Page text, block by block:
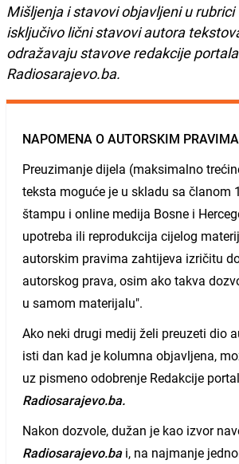
Mišljenja i stavovi objavljeni u
isključivo lični stavovi autora
odražavaju stavove redakcije portala
Radiosarajevo.ba.
NAPOMENA O AUTORSKIM PRAVIMA
Preuzimanje dijela (maksimalno
teksta moguće je u skladu sa članom
štampu i online medija Bosne i
upotreba ili reprodukcija cijelog
autorskim pravima zahtijeva izričitu
autorskog prava, osim ako takva
u samom materijalu".
Ako neki drugi medij želi preuzeti dio
isti dan kad je kolumna objavljena,
uz pismeno odobrenje Redakcije
Radiosarajevo.ba.
Nakon dozvole, dužan je kao izvor
Radiosarajevo.bai, na najmanje